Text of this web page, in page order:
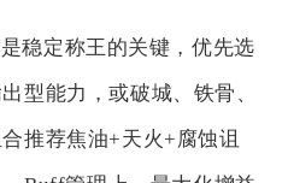
稳定称王的关键，优先选
型能力，或破城、铁骨、
推荐焦油+天火+腐蚀诅